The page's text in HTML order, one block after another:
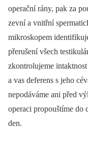
operační rány, pak za
zevní a vnitřní
mikro­sko­pem
přerušení všech
zkontrolujeme
a vas defe­rens s jeho
nepodáváme ani před
operaci propouštíme do
den.